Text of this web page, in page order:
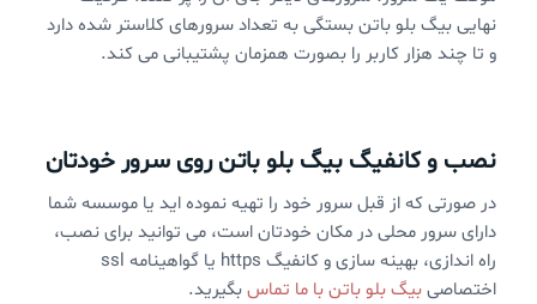
نهایی بیگ بلو باتن بستگی به تعداد سرورهای کلاستر شده دارد
و تا چند هزار کاربر را بصورت همزمان پشتیبانی می کند.
نصب و کانفیگ بیگ بلو باتن روی سرور خودتان
در صورتی که از قبل سرور خود را تهیه نموده اید یا موسسه شما
دارای سرور محلی در مکان خودتان است، می توانید برای نصب،
راه اندازی، بهینه سازی و کانفیگ https یا گواهینامه ssl
اختصاصیبیگ بلو باتن با ما تماسبگیرید.